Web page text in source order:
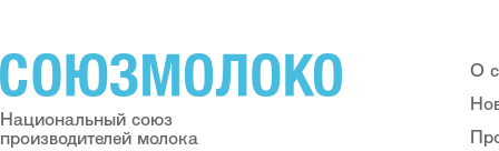
Национальный союз
производителей молока
О